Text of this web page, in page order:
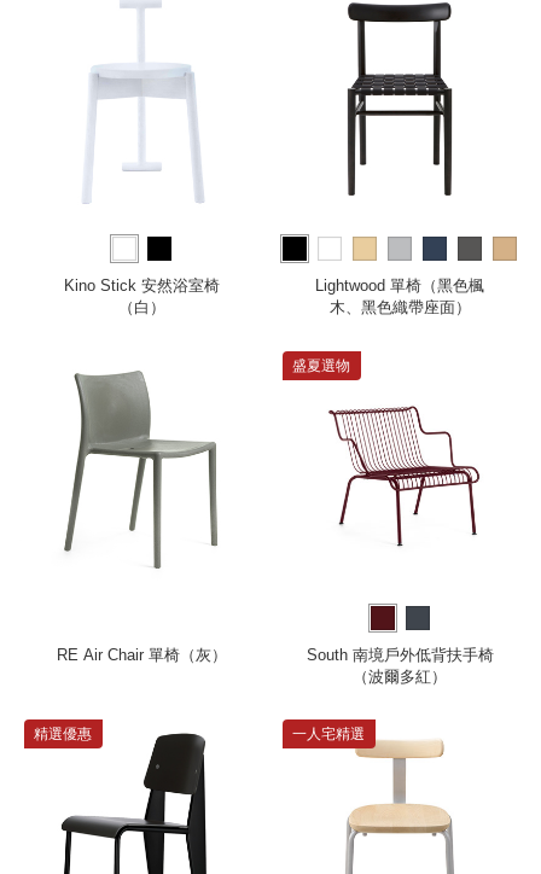
Kino Stick 安然浴室椅
（白）
more
Lightwood 單椅（黑色楓
木、黑色織帶座面）
RE Air Chair 單椅（灰）
盛夏選物
South 南境戶外低背扶手椅
（波爾多紅）
精選優惠 一人宅精選